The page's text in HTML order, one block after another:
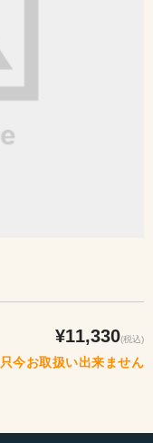
¥11,330(税込)
只今お取扱い出来ません